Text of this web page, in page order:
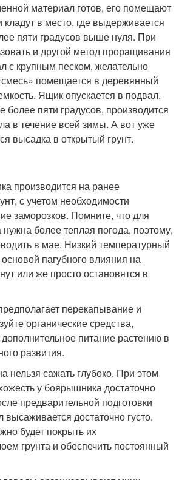
материал готов, его помещают
в место, где выдерживается
пяти градусов выше нуля. При
и другой метод проращивания
с крупным песком, желательно
помещается в деревянный
Ящик опускается в подвал.
более пяти градусов, производится
в течение всей зимы. А вот уже
высадка в открытый грунт.
производится на ранее
с учетом необходимости
заморозков. Помните, что для
более теплая погода, поэтому,
в мае. Низкий температурный
пагубного влияния на
или же просто остановятся в
перекапывание и
органические средства,
питание растению в
развития.
нельзя сажать глубоко. При этом
у боярышника достаточно
предварительной подготовки
достаточно густо.
будет покрыть их
грунта и обеспечить постоянный